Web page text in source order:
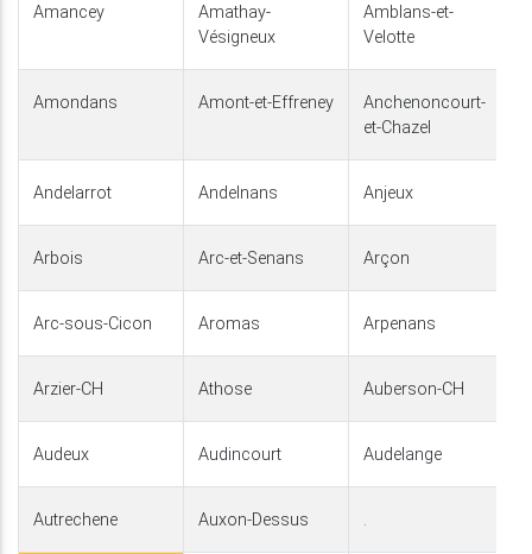
Amancey
Amathay-
Vésigneux
Amblans-et-
Velotte
Amondans Amont-et-Effreney
Anchenoncourt-
et-Chazel
Andelarrot Andelnans Anjeux
Arbois Arc-et-Senans Arçon
Arc-sous-Cicon Aromas Arpenans
Arzier-CH Athose Auberson-CH
Audeux Audincourt Audelange
Autrechene Auxon-Dessus .